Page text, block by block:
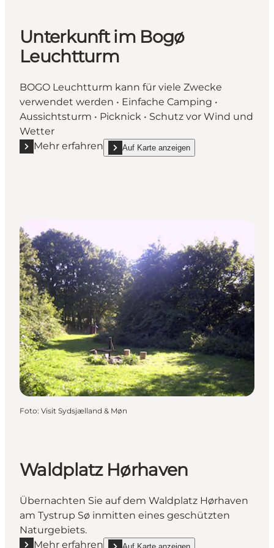
Unterkunft im Bogø
Leuchtturm
BOGO Leuchtturm kann für viele Zwecke
verwendet werden • Einfache Camping •
Aussichtsturm • Picknick • Schutz vor Wind und
Wetter
Mehr erfahren
Mehr erfahren "Unterkunft im Bogø Leuchtturm"
Auf Karte anzeigen
show Unterkunft im Bogø Leuchtturm on_map
Foto: Visit Sydsjælland & Møn
Waldplatz Hørhaven
Übernachten Sie auf dem Waldplatz Hørhaven
am Tystrup Sø inmitten eines geschützten
Naturgebiets.
Mehr erfahren